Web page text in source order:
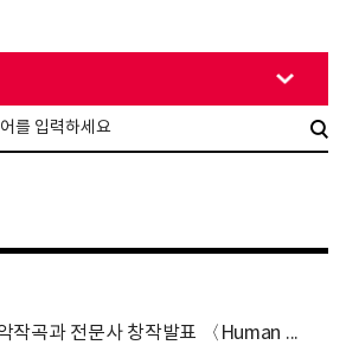
작곡과 전문사 창작발표 〈Human and